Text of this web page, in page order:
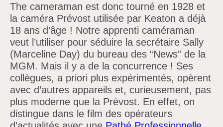
The cameraman est donc tourné en 1928 et
la caméra Prévost utilisée par Keaton a déjà
18 ans d’âge ! Notre apprenti caméraman
veut l’utiliser pour séduire la secrétaire Sally
(Marceline Day) du bureau des “News” de la
MGM. Mais il y a de la concurrence ! Ses
collègues, a priori plus expérimentés, opèrent
avec d’autres appareils et, curieusement, pas
plus moderne que la Prévost. En effet, on
distingue dans le film des opérateurs